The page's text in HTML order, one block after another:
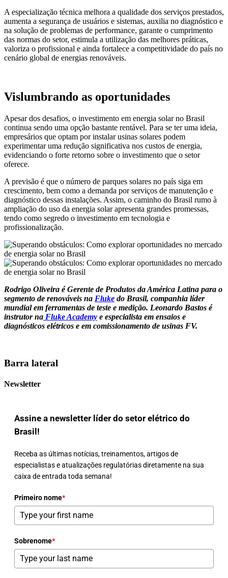
A especialização técnica melhora a qualidade dos serviços prestados,
aumenta a segurança de usuários e sistemas, auxilia no diagnóstico e
na solução de problemas de performance, garante o cumprimento
das normas do setor, estimula a utilização das melhores práticas,
valoriza o profissional e ainda fortalece a competitividade do país no
cenário global de energias renováveis.
Vislumbrando as oportunidades
Apesar dos desafios, o investimento em energia solar no Brasil
continua sendo uma opção bastante rentável. Para se ter uma ideia,
empresários que optam por instalar usinas solares podem
experimentar uma redução significativa nos custos de energia,
evidenciando o forte retorno sobre o investimento que o setor
oferece.
A previsão é que o número de parques solares no país siga em
crescimento, bem como a demanda por serviços de manutenção e
diagnóstico dessas instalações. Assim, o caminho do Brasil rumo à
ampliação do uso da energia solar apresenta grandes promessas,
tendo como segredo o investimento em tecnologia e
profissionalização.
Rodrigo Oliveira é Gerente de Produtos da América Latina para o
segmento de renováveis na Fluke do Brasil, companhia líder
mundial em ferramentas de teste e medição. Leonardo Bastos é
instrutor na Fluke Academy e especialista em ensaios e
diagnósticos elétricos e em comissionamento de usinas FV.
Barra lateral
Newsletter
Assine a newsletter líder do setor elétrico do
Brasil!
Receba as últimas notícias, treinamentos, artigos de
especialistas e atualizações regulatórias diretamente na sua
caixa de entrada toda semana!
Primeiro nome*
Sobrenome*